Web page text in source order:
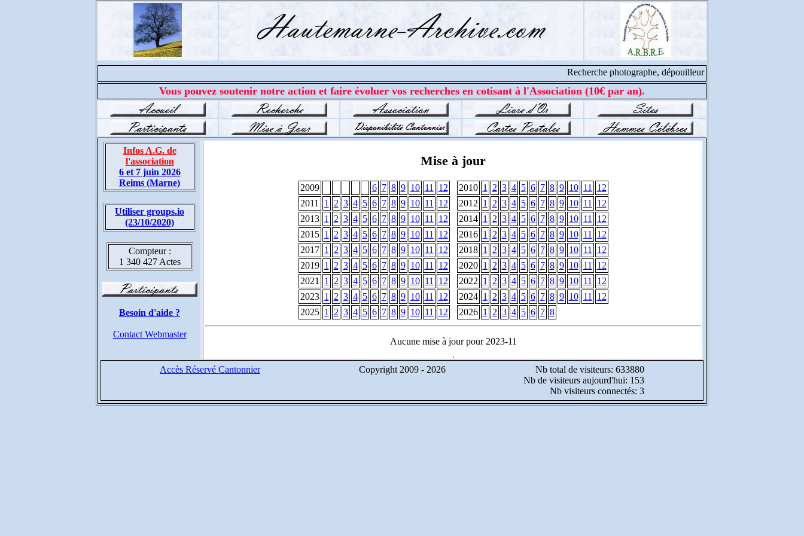
Recherche photographe, dépouilleur et cantonnier, contacter
Vous pouvez soutenir notre action et faire évoluer vos recherches en cotisant à l'Association (10€ par an).
Infos A.G. de
l'association
6 et 7 juin 2026
Reims (Marne)
Utiliser groups.io
(23/10/2020)
Compteur :
1 340 427 Actes
Besoin d'aide ?
Contact Webmaster
Mise à jour
2009 6 7 8 9 10 11 12 2010 1 2 3 4 5 6 7 8 9 10 11
12
2011
1 2 3 4 5 6 7 8 9 10 11 12 2012 1 2 3 4 5 6 7 8 9 10 11
12
2013 1 2 3 4 5 6 7 8 9 10 11 12 2014 1 2 3 4 5 6 7 8 9 10 11
12
2015 1 2 3 4 5 6 7 8 9 10 11 12 2016 1 2 3 4 5 6 7 8 9 10 11
12
2017 1 2 3 4 5 6 7 8 9 10 11 12 2018 1 2 3 4 5 6 7 8 9 10 11
12
2019 1 2 3 4 5 6 7 8 9 10 11 12 2020 1 2 3 4 5 6 7 8 9 10 11
12
2021
1 2 3 4 5 6 7 8 9 10 11 12 2022 1 2 3 4 5 6 7 8 9 10 11
12
2023 1 2 3 4 5 6 7 8 9 10 11 12 2024 1 2 3 4 5 6 7 8 9 10 11
12
2025 1 2 3 4 5 6 7 8 9 10 11 12 2026 1 2 3 4 5 6 7 8
Aucune mise à jour pour 2023-11
Accès Réservé Cantonnier Copyright 2009 - 2026
Nb total de visiteurs: 633880
Nb de visiteurs aujourd'hui: 153
Nb visiteurs connectés: 3